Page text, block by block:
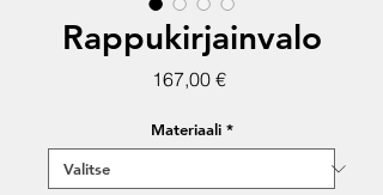
Rappukirjainvalo
167,00 €Hinta
Materiaali *